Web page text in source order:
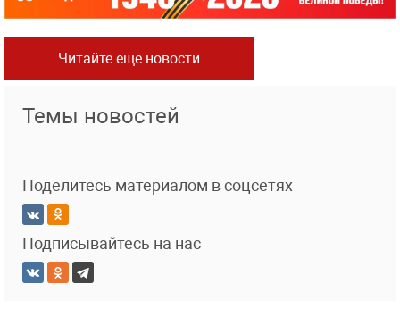
Читайте еще новости
Темы новостей
Поделитесь материалом в соцсетях
Подписывайтесь на нас